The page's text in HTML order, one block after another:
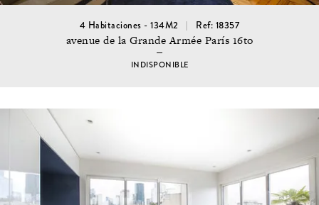
4 Habitaciones - 134M2 Ref: 18357
avenue de la Grande Armée París 16to
INDISPONIBLE